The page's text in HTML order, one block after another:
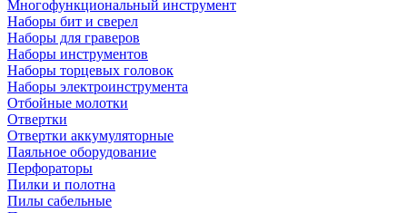
Многофункциональный инструмент
Наборы бит и сверел
Наборы для граверов
Наборы инструментов
Наборы торцевых головок
Наборы электроинструмента
Отбойные молотки
Отвертки
Отвертки аккумуляторные
Паяльное оборудование
Перфораторы
Пилки и полотна
Пилы сабельные